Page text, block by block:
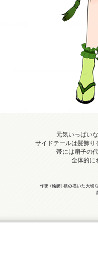
元気いっぱい
サイドテールは髪飾り
帯には扇子の
全体的に